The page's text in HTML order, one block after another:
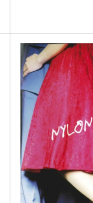
の日だ」とあるビ
失踪事件。室長の
二）、その妹（鈴木
社員たちは社長の身
屋上でのんきに過ご
もおざなりな捜査